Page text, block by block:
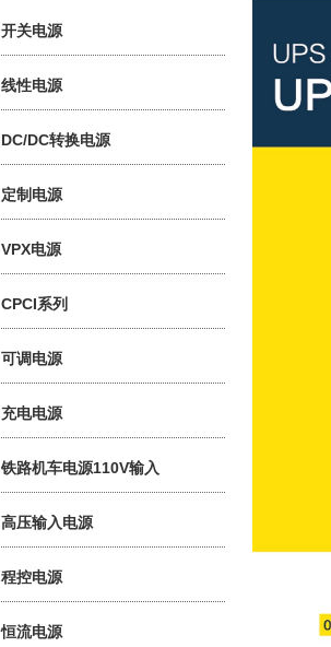
开关电源
线性电源
DC/DC转换电源
定制电源
VPX电源
CPCI系列
可调电源
充电电源
铁路机车电源110V输入
高压输入电源
程控电源
恒流电源